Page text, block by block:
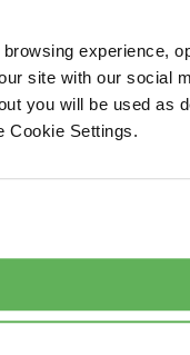
experience,
site with our social
you will be used as
Cookie Settings.